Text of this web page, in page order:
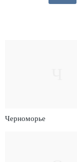
Черноморье